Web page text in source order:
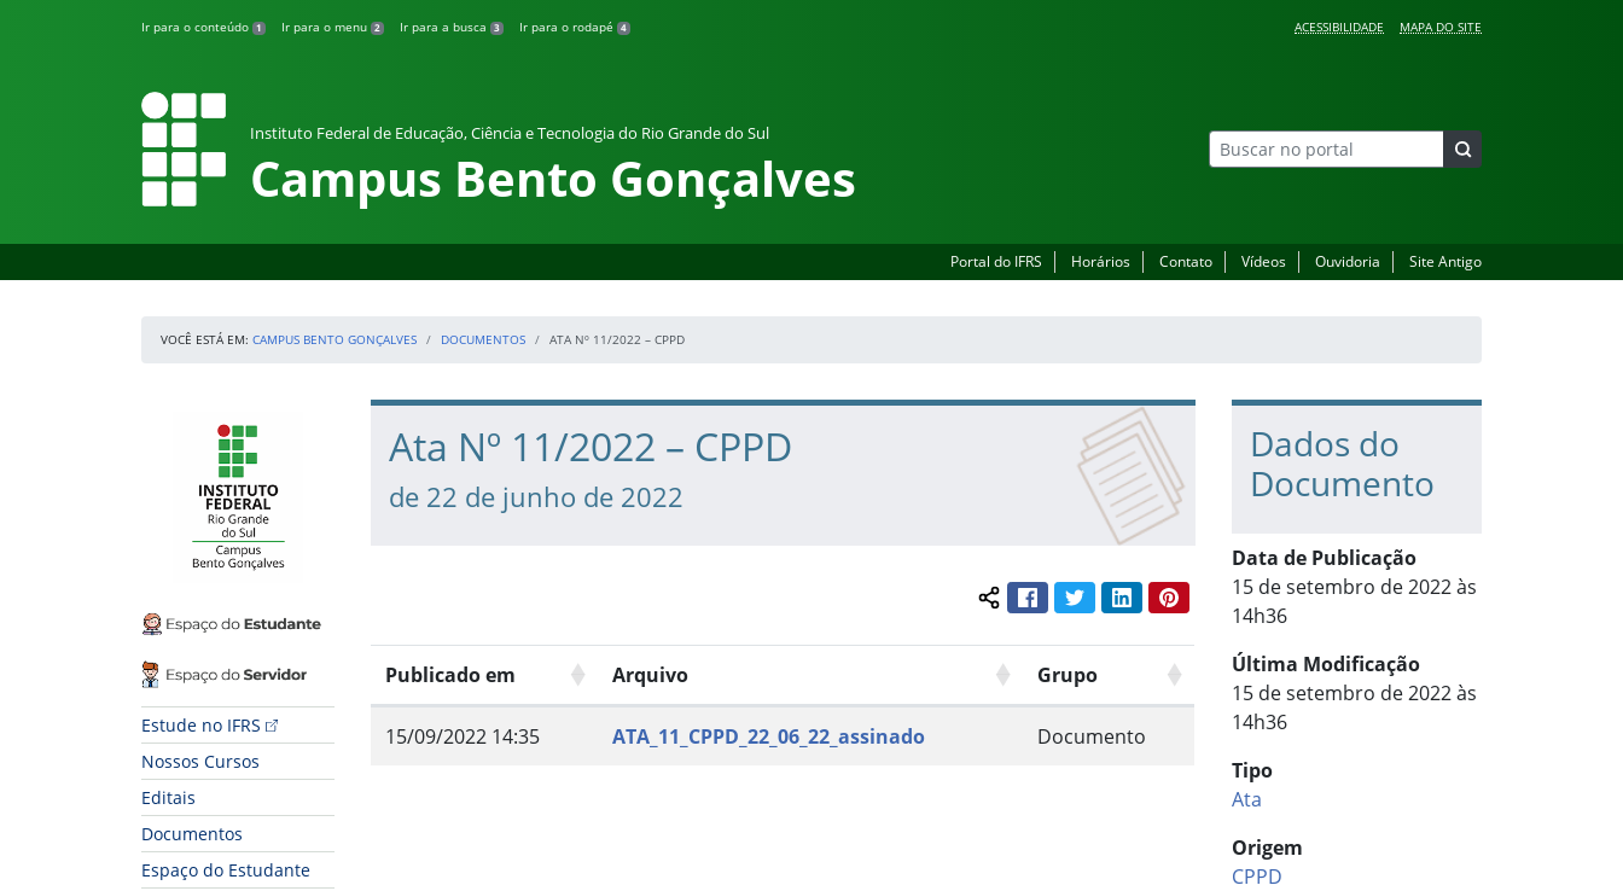
Ir para o conteúdo 1 Ir para o menu 2 Ir para a busca 3 Ir para o rodapé 4 ACESSIBILIDADE MAPA DO SITE
Instituto Federal de Educação, Ciência e Tecnologia do Rio Grande do Sul
Campus Bento Gonçalves
Portal do IFRS Horários Contato Vídeos Ouvidoria Site Antigo
VOCÊ ESTÁ EM: CAMPUS BENTO GONÇALVES DOCUMENTOS ATA Nº 11/2022 – CPPD
Espaço do Estudante
Espaço do Servidor
Estude no IFRS
Nossos Cursos
Editais
Documentos
Espaço do Estudante
Início do conteúdo
Ata Nº 11/2022 – CPPD
de 22 de junho de 2022
Compartilhar conteúdo:
FacebookTwitterLinkedInPinterest
Publicado em Arquivo Grupo
15/09/2022 14:35 ATA_11_CPPD_22_06_22_assinado Documento
Dados do
Documento
Data de Publicação
15 de setembro de 2022 às
14h36
Última Modificação
15 de setembro de 2022 às
14h36
Tipo
Ata
Origem
CPPD